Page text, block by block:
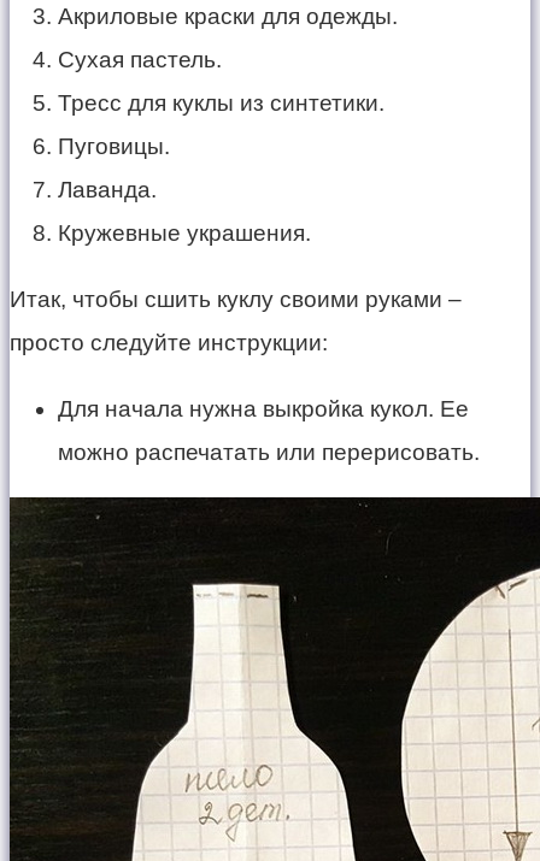
Акриловые краски для одежды.
Сухая пастель.
Тресс для куклы из синтетики.
Пуговицы.
Лаванда.
Кружевные украшения.
Итак, чтобы сшить куклу своими руками –
просто следуйте инструкции:
Для начала нужна выкройка кукол. Ее
можно распечатать или перерисовать.